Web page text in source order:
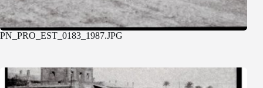
PN_PRO_EST_0183_1987.JPG